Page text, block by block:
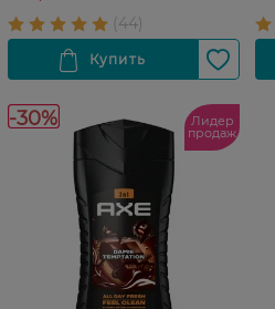
-30% Лидер
продаж